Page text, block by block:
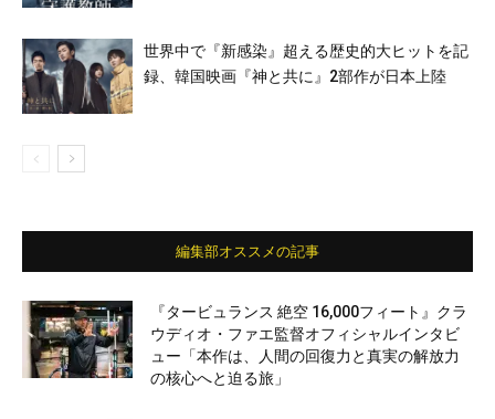
世界中で『新感染』超える歴史的大ヒットを記
録、韓国映画『神と共に』2部作が日本上陸
編集部オススメの記事
『タービュランス 絶空 16,000フィート』クラ
ウディオ・ファエ監督オフィシャルインタビ
ュー「本作は、人間の回復力と真実の解放力
の核心へと迫る旅」